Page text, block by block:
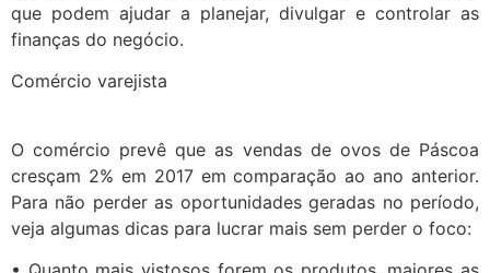
que podem ajudar a planejar, divulgar e controlar as
finanças do negócio.
Comércio varejista
O comércio prevê que as vendas de ovos de Páscoa
cresçam 2% em 2017 em comparação ao ano anterior.
Para não perder as oportunidades geradas no período,
veja algumas dicas para lucrar mais sem perder o foco: